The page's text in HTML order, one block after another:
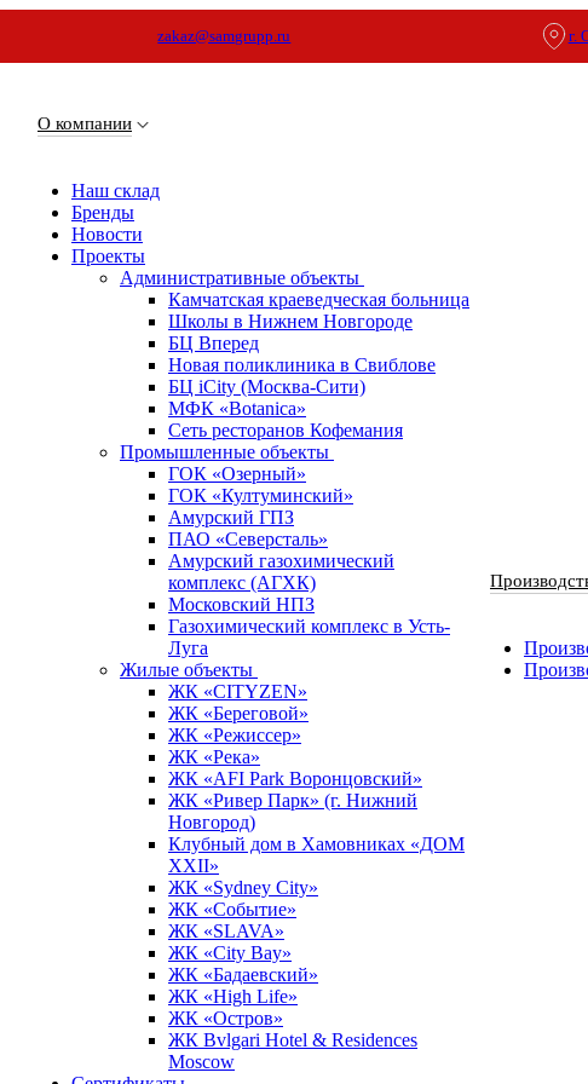
zakaz@samgrupp.ru г.
О компании
Наш склад
Бренды
Новости
Проекты
Административные объекты
Камчатская краеведческая больница
Школы в Нижнем Новгороде
БЦ Вперед
Новая поликлиника в Свиблове
БЦ iCity (Москва-Сити)
МФК «Botanica»
Сеть ресторанов Кофемания
Промышленные объекты
ГОК «Озерный»
ГОК «Култуминский»
Амурский ГПЗ
ПАО «Северсталь»
Амурский газохимический
комплекс (АГХК)
Московский НПЗ
Газохимический комплекс в Усть-
Луга
Жилые объекты
ЖК «CITYZEN»
ЖК «Береговой»
ЖК «Режиссер»
ЖК «Река»
ЖК «AFI Park Воронцовский»
ЖК «Ривер Парк» (г. Нижний
Новгород)
Клубный дом в Хамовниках «ДОМ
XXII»
ЖК «Sydney City»
ЖК «Событие»
ЖК «SLAVA»
ЖК «City Bay»
ЖК «Бадаевский»
ЖК «High Life»
ЖК «Остров»
ЖК Bvlgari Hotel & Residences
Moscow